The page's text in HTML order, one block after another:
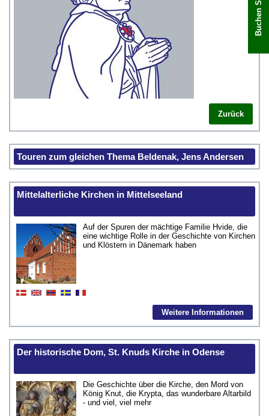
Zurück
Touren zum gleichen Thema Beldenak, Jens Andersen
Mittelalterliche Kirchen in Mittelseeland
Auf der Spuren der mächtige Familie Hvide, die
eine wichtige Rolle in der Geschichte von Kirchen
und Klöstern in Dänemark haben
Weitere Informationen
Der historische Dom, St. Knuds Kirche in Odense
Die Geschichte über die Kirche, den Mord von
König Knut, die Krypta, das wunderbare Altarbild
- und viel, viel mehr